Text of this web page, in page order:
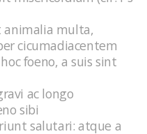
animalia multa,
cicumadiacentem
foeno, a suis sint
ac longo
sibi
salutari: atque a